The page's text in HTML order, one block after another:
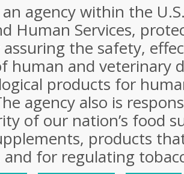
an agency within the
Human Services,
the safety,
human and veterinary
products for
agency also is
of our nation’s food
products
and for regulating